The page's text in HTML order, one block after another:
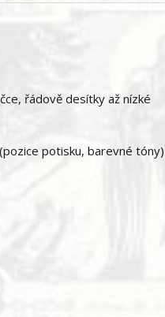
řádově desítky až nízké
potisku, barevné tóny)